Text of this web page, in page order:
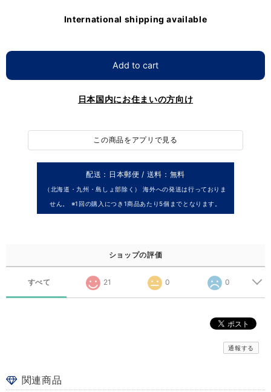
International shipping available
Add to cart
日本国内にお住まいの方向け
この商品をアプリで見る
配送：日本郵便 / 送料：無料
（北海道・九州・島しょ部除く） 海外への発送は行っておりま
せん。 ※1回の購入につき1商品あたり5個までとなります。
ショップの評価
すべて 21 0 0
通報する
関連商品